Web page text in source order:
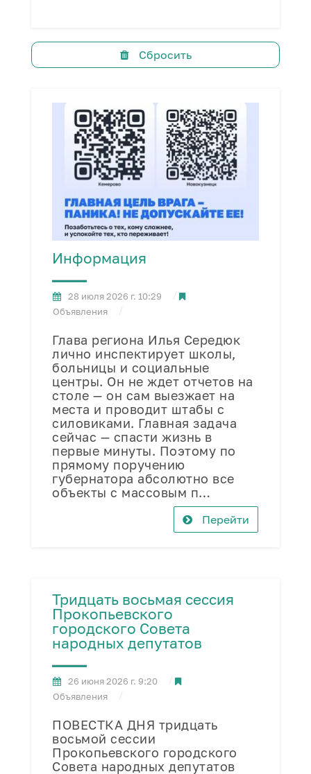
Сбросить
Информация
28 июля 2026 г. 10:29
Объявления
Глава региона Илья Середюк
лично инспектирует школы,
больницы и социальные
центры. Он не ждет отчетов на
столе — он сам выезжает на
места и проводит штабы с
силовиками. Главная задача
сейчас — спасти жизнь в
первые минуты. Поэтому по
прямому поручению
губернатора абсолютно все
объекты с массовым п…
Перейти
Тридцать восьмая сессия
Прокопьевского
городского Совета
народных депутатов
26 июня 2026 г. 9:20
Объявления
ПОВЕСТКА ДНЯ тридцать
восьмой сессии
Прокопьевского городского
Совета народных депутатов